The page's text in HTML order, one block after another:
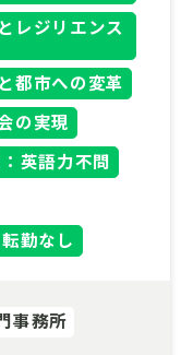
レジリエンス
都市への変革
の実現
英語力不問
勤なし
事務所